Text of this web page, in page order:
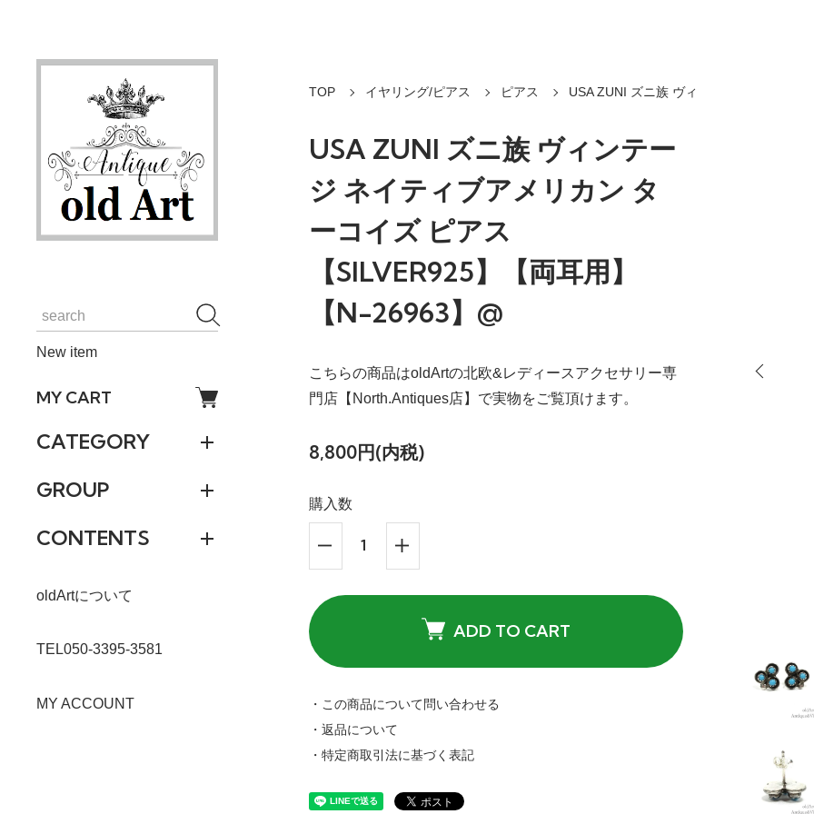
New item
MY CART
CATEGORY
GROUP
CONTENTS
oldArtについて
TEL050-3395-3581
MY ACCOUNT
TOP イヤリング/ピアス ピアス USA ZUNI ズニ族 ヴィ
USA ZUNI ズニ族 ヴィンテー
ジ ネイティブアメリカン タ
ーコイズ ピアス
【SILVER925】【両耳用】
【N-26963】@
こちらの商品はoldArtの北欧&レディースアクセサリー専
門店【North.Antiques店】で実物をご覧頂けます。
8,800円(内税)
購入数
ADD TO CART
・この商品について問い合わせる
・返品について
・特定商取引法に基づく表記